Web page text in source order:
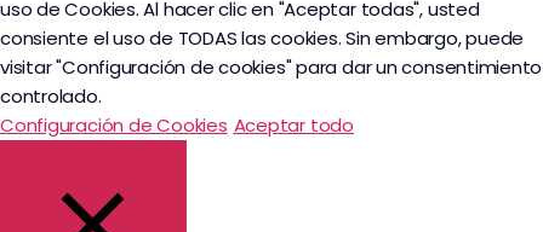
uso de Cookies. Al hacer clic en "Aceptar todas", usted
consiente el uso de TODAS las cookies. Sin embargo, puede
visitar "Configuración de cookies" para dar un consentimiento
controlado.
Configuración de Cookies Aceptar todo